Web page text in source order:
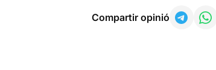
Compartir opinió